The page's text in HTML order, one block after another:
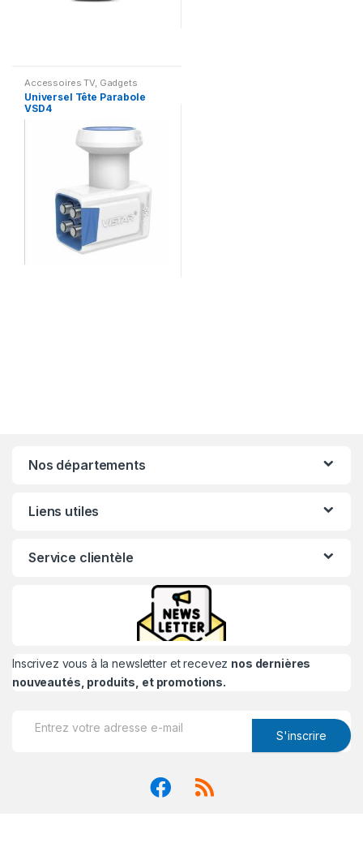
Accessoires TV, Gadgets
Universel Tête Parabole
VSD4
Nos départements
Liens utiles
Service clientèle
Inscrivez vous à la newsletter et recevez nos dernières
nouveautés, produits, et promotions.
S'inscrire